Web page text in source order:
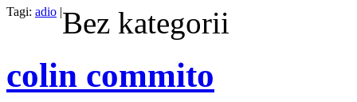
Tagi: adio |Bez kategorii
colin commito